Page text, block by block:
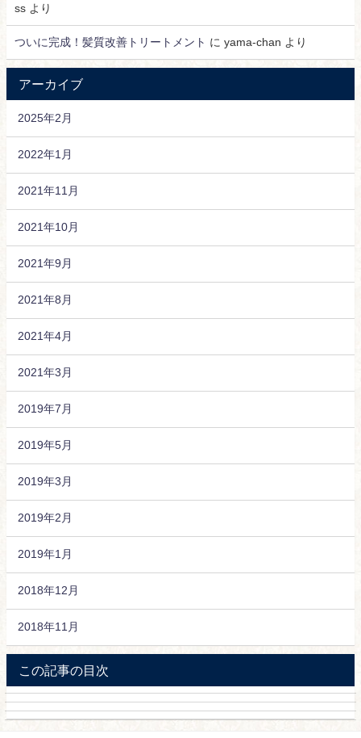
ss より
ついに完成！髪質改善トリートメント に yama-chan より
アーカイブ
2025年2月
2022年1月
2021年11月
2021年10月
2021年9月
2021年8月
2021年4月
2021年3月
2019年7月
2019年5月
2019年3月
2019年2月
2019年1月
2018年12月
2018年11月
この記事の目次